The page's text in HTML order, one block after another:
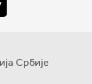
Србије